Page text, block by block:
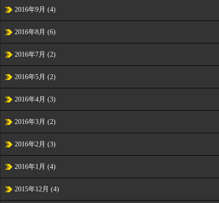
2016年9月 (4)
2016年8月 (6)
2016年7月 (2)
2016年5月 (2)
2016年4月 (3)
2016年3月 (2)
2016年2月 (3)
2016年1月 (4)
2015年12月 (4)